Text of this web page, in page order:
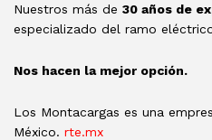
Nuestros más de 30 años de
especializado del ramo
Nos hacen la mejor opción.
Los Montacargas es una
México. rte.mx